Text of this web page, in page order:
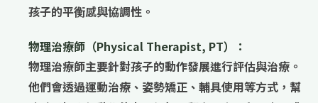
孩子的平衡感與協調性。
物理治療師（Physical Therapist, PT）：
物理治療師主要針對孩子的動作發展進行評估與治療。
他們會透過運動治療 、 姿勢矯正 、 輔具使用等方式，幫